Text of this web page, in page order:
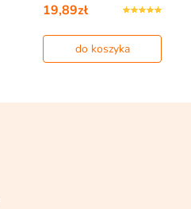
19,89zł
do koszyka